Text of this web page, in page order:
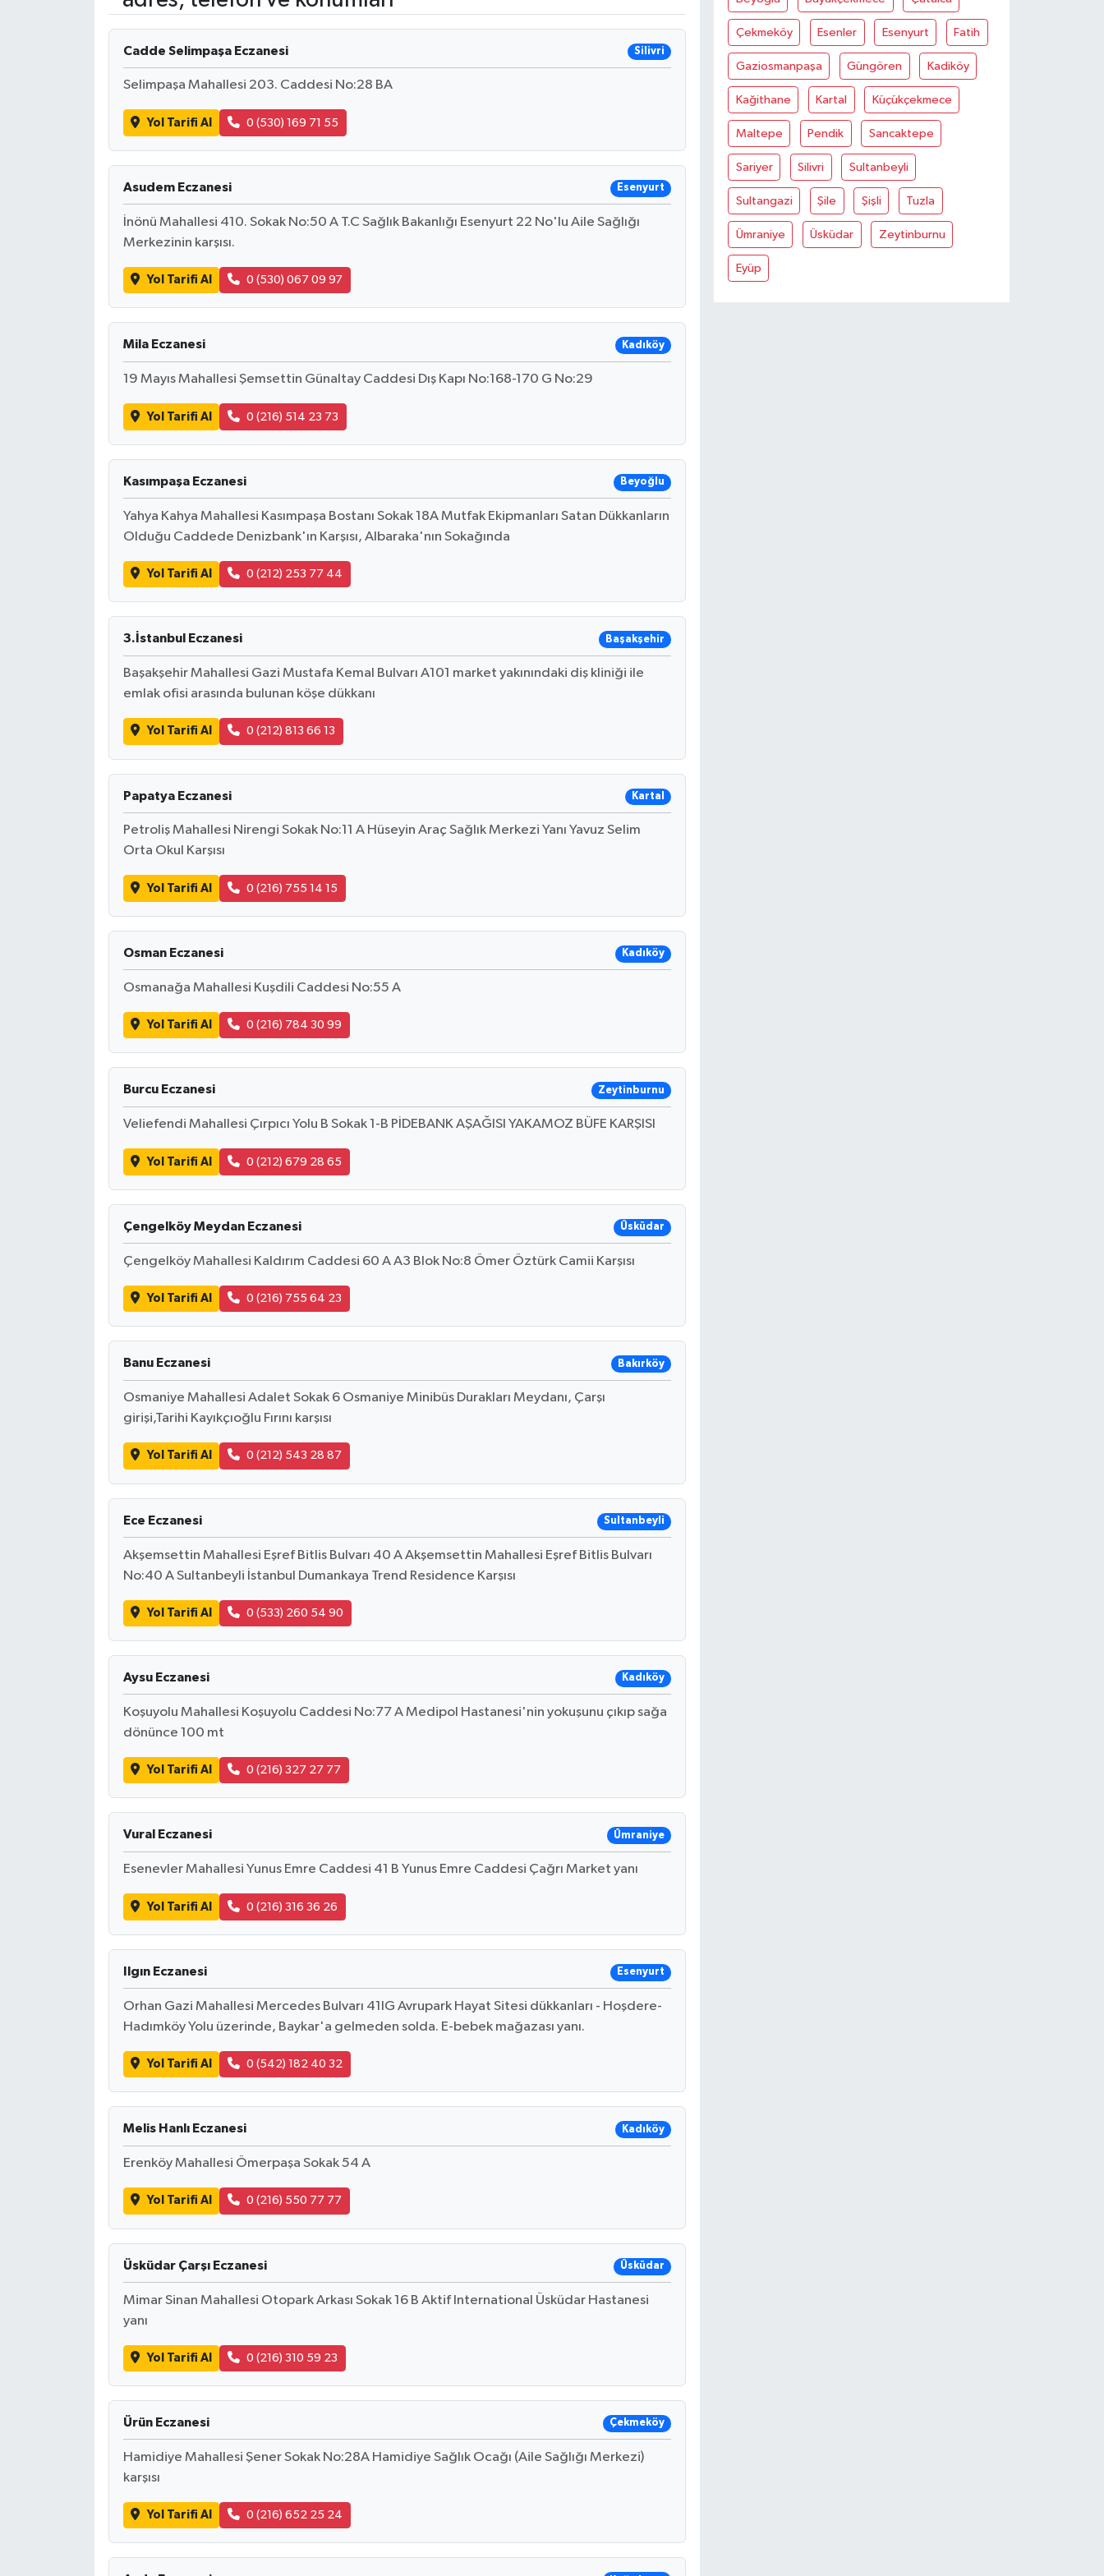
Cadde Selimpaşa Eczanesi Silivri
Selimpaşa Mahallesi 203. Caddesi No:28 BA
Yol Tarifi Al 0 (530) 169 71 55
Asudem Eczanesi Esenyurt
İnönü Mahallesi 410. Sokak No:50 A T.C Sağlık Bakanlığı Esenyurt 22 No'lu Aile Sağlığı
Merkezinin karşısı.
Yol Tarifi Al 0 (530) 067 09 97
Mila Eczanesi Kadıköy
19 Mayıs Mahallesi Şemsettin Günaltay Caddesi Dış Kapı No:168-170 G No:29
Yol Tarifi Al 0 (216) 514 23 73
Kasımpaşa Eczanesi Beyoğlu
Yahya Kahya Mahallesi Kasımpaşa Bostanı Sokak 18A Mutfak Ekipmanları Satan Dükkanların
Olduğu Caddede Denizbank'ın Karşısı, Albaraka'nın Sokağında
Yol Tarifi Al 0 (212) 253 77 44
3.İstanbul Eczanesi Başakşehir
Başakşehir Mahallesi Gazi Mustafa Kemal Bulvarı A101 market yakınındaki diş kliniği ile
emlak ofisi arasında bulunan köşe dükkanı
Yol Tarifi Al 0 (212) 813 66 13
Papatya Eczanesi Kartal
Petroliş Mahallesi Nirengi Sokak No:11 A Hüseyin Araç Sağlık Merkezi Yanı Yavuz Selim
Orta Okul Karşısı
Yol Tarifi Al 0 (216) 755 14 15
Osman Eczanesi Kadıköy
Osmanağa Mahallesi Kuşdili Caddesi No:55 A
Yol Tarifi Al 0 (216) 784 30 99
Burcu Eczanesi Zeytinburnu
Veliefendi Mahallesi Çırpıcı Yolu B Sokak 1-B PİDEBANK AŞAĞISI YAKAMOZ BÜFE KARŞISI
Yol Tarifi Al 0 (212) 679 28 65
Çengelköy Meydan Eczanesi Üsküdar
Çengelköy Mahallesi Kaldırım Caddesi 60 A A3 Blok No:8 Ömer Öztürk Camii Karşısı
Yol Tarifi Al 0 (216) 755 64 23
Banu Eczanesi Bakırköy
Osmaniye Mahallesi Adalet Sokak 6 Osmaniye Minibüs Durakları Meydanı, Çarşı
girişi,Tarihi Kayıkçıoğlu Fırını karşısı
Yol Tarifi Al 0 (212) 543 28 87
Ece Eczanesi Sultanbeyli
Akşemsettin Mahallesi Eşref Bitlis Bulvarı 40 A Akşemsettin Mahallesi Eşref Bitlis Bulvarı
No:40 A Sultanbeyli İstanbul Dumankaya Trend Residence Karşısı
Yol Tarifi Al 0 (533) 260 54 90
Aysu Eczanesi Kadıköy
Koşuyolu Mahallesi Koşuyolu Caddesi No:77 A Medipol Hastanesi'nin yokuşunu çıkıp sağa
dönünce 100 mt
Yol Tarifi Al 0 (216) 327 27 77
Vural Eczanesi Ümraniye
Esenevler Mahallesi Yunus Emre Caddesi 41 B Yunus Emre Caddesi Çağrı Market yanı
Yol Tarifi Al 0 (216) 316 36 26
Ilgın Eczanesi Esenyurt
Orhan Gazi Mahallesi Mercedes Bulvarı 41IG Avrupark Hayat Sitesi dükkanları - Hoşdere-
Hadımköy Yolu üzerinde, Baykar'a gelmeden solda. E-bebek mağazası yanı.
Yol Tarifi Al 0 (542) 182 40 32
Melis Hanlı Eczanesi Kadıköy
Erenköy Mahallesi Ömerpaşa Sokak 54 A
Yol Tarifi Al 0 (216) 550 77 77
Üsküdar Çarşı Eczanesi Üsküdar
Mimar Sinan Mahallesi Otopark Arkası Sokak 16 B Aktif International Üsküdar Hastanesi
yanı
Yol Tarifi Al 0 (216) 310 59 23
Ürün Eczanesi Çekmeköy
Hamidiye Mahallesi Şener Sokak No:28A Hamidiye Sağlık Ocağı (Aile Sağlığı Merkezi)
karşısı
Yol Tarifi Al 0 (216) 652 25 24
Çekmeköy Esenler Esenyurt Fatih
Gaziosmanpaşa Güngören Kadiköy
Kağithane Kartal Küçükçekmece
Maltepe Pendik Sancaktepe
Sariyer Silivri Sultanbeyli
Sultangazi Şile Şişli Tuzla
Ümraniye Üsküdar Zeytinburnu
Eyüp